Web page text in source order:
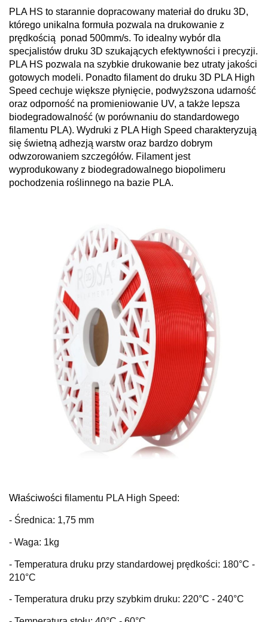
PLA HS to starannie dopracowany materiał do druku 3D,
którego unikalna formuła pozwala na drukowanie z
prędkością ponad 500mm/s. To idealny wybór dla
specjalistów druku 3D szukających efektywności i precyzji.
PLA HS pozwala na szybkie drukowanie bez utraty jakości
gotowych modeli. Ponadto filament do druku 3D PLA High
Speed cechuje większe płynięcie, podwyższona udarność
oraz odporność na promieniowanie UV, a także lepsza
biodegradowalność (w porównaniu do standardowego
filamentu PLA). Wydruki z PLA High Speed charakteryzują
się świetną adhezją warstw oraz bardzo dobrym
odwzorowaniem szczegółów. Filament jest
wyprodukowany z biodegradowalnego biopolimeru
pochodzenia roślinnego na bazie PLA.
Właściwości fi lamentu PLA High Speed:
- Średnica: 1,75 mm
- Waga: 1kg
- Temperatura druku przy standardowej prędkości: 180°C -
210°C
- Temperatura druku przy szybkim druku: 220°C - 240°C